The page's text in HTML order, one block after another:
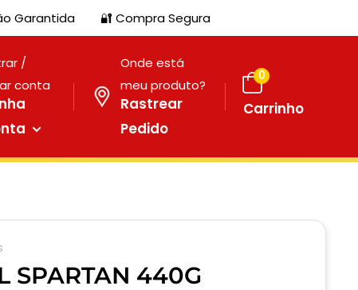
Garantida 🔐 Compra Segura
/
conta
Onde está
meu produto?
Rastrear
Pedido
0
Carrinho
SPARTAN 440G